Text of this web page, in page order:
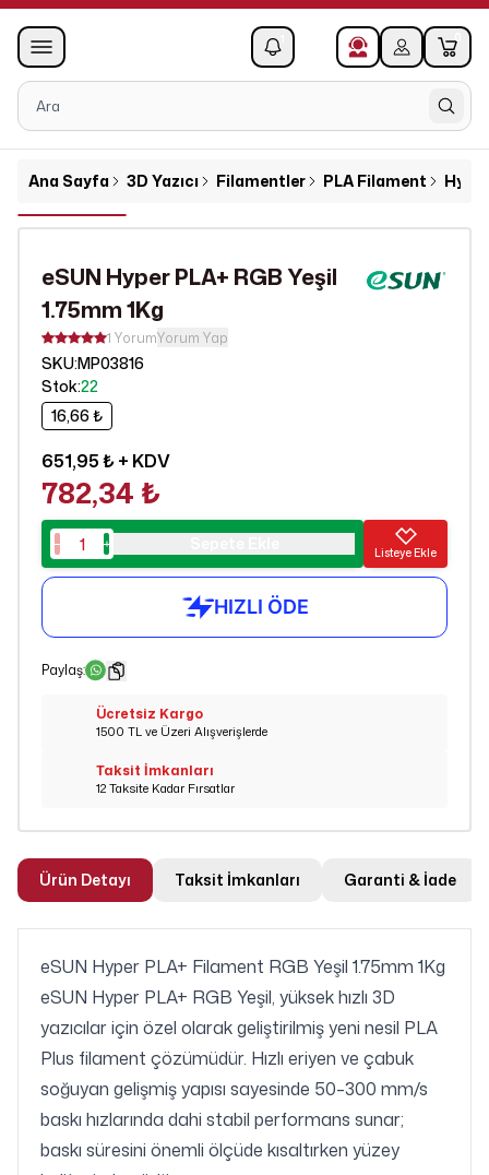
0
Ana Sayfa 3D Yazıcı Filamentler PLA Filament
eSUN Hyper PLA+ RGB Yeşil
1.75mm 1Kg
1 YorumYorum Yap
SKU:MP03816
Stok:22
16,66 ₺
651,95 ₺+ KDV
782,34 ₺
Listeye Ekle
Paylaş:
Ücretsiz Kargo
1500 TL ve Üzeri Alışverişlerde
Taksit İmkanları
12 Taksite Kadar Fırsatlar
Ürün Detayı Taksit İmkanları Garanti & İade
eSUN Hyper PLA+ Filament RGB Yeşil 1.75mm 1Kg
eSUN Hyper PLA+ RGB Yeşil, yüksek hızlı 3D
yazıcılar için özel olarak geliştirilmiş yeni nesil PLA
Plus filament çözümüdür. Hızlı eriyen ve çabuk
soğuyan gelişmiş yapısı sayesinde 50–300 mm/s
baskı hızlarında dahi stabil performans sunar;
baskı süresini önemli ölçüde kısaltırken yüzey